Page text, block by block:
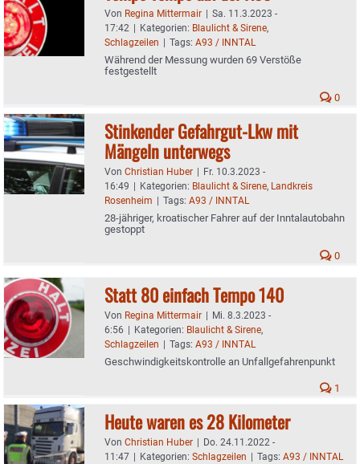
Von Regina Mittermair | Sa. 11.3.2023 -
17:42 | Kategorien: Blaulicht & Sirene,
Schlagzeilen | Tags: A93 / INNTAL
Während der Messung wurden 69 Verstöße
festgestellt
0
Stinkender Gefahrgut-Lkw mit
Mängeln unterwegs
Von Christian Huber | Fr. 10.3.2023 -
16:49 | Kategorien: Blaulicht & Sirene, Landkreis
Rosenheim | Tags: A93 / INNTAL
28-jähriger, kroatischer Fahrer auf der Inntalautobahn
gestoppt
0
Statt 80 einfach Tempo 140
Von Regina Mittermair | Mi. 8.3.2023 -
6:56 | Kategorien: Blaulicht & Sirene,
Schlagzeilen | Tags: A93 / INNTAL
Geschwindigkeitskontrolle an Unfallgefahrenpunkt
1
Heute waren es 28 Kilometer
Von Christian Huber | Do. 24.11.2022 -
11:47 | Kategorien: Schlagzeilen | Tags: A93 / INNTAL